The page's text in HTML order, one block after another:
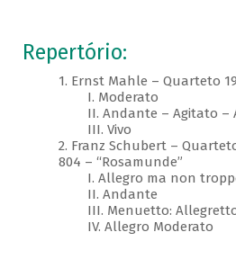
Repertório:
1. Ernst Mahle – Quarteto
I. Moderato
II. Andante – Agitato –
III. Vivo
2. Franz Schubert –
804 – “Rosamunde”
I. Allegro ma non
II. Andante
III. Menuetto: Allegretto
IV. Allegro Moderato